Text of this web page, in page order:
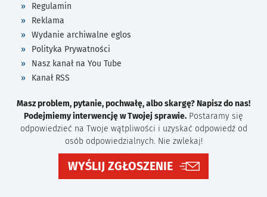
Regulamin
Reklama
Wydanie archiwalne eglos
Polityka Prywatności
Nasz kanał na You Tube
Kanał RSS
Masz problem, pytanie, pochwałę, albo skargę? Napisz do nas!
Podejmiemy interwencję w Twojej sprawie. Postaramy się
odpowiedzieć na Twoje wątpliwości i uzyskać odpowiedź od
osób odpowiedzialnych. Nie zwlekaj!
WYŚLIJ ZGŁOSZENIE